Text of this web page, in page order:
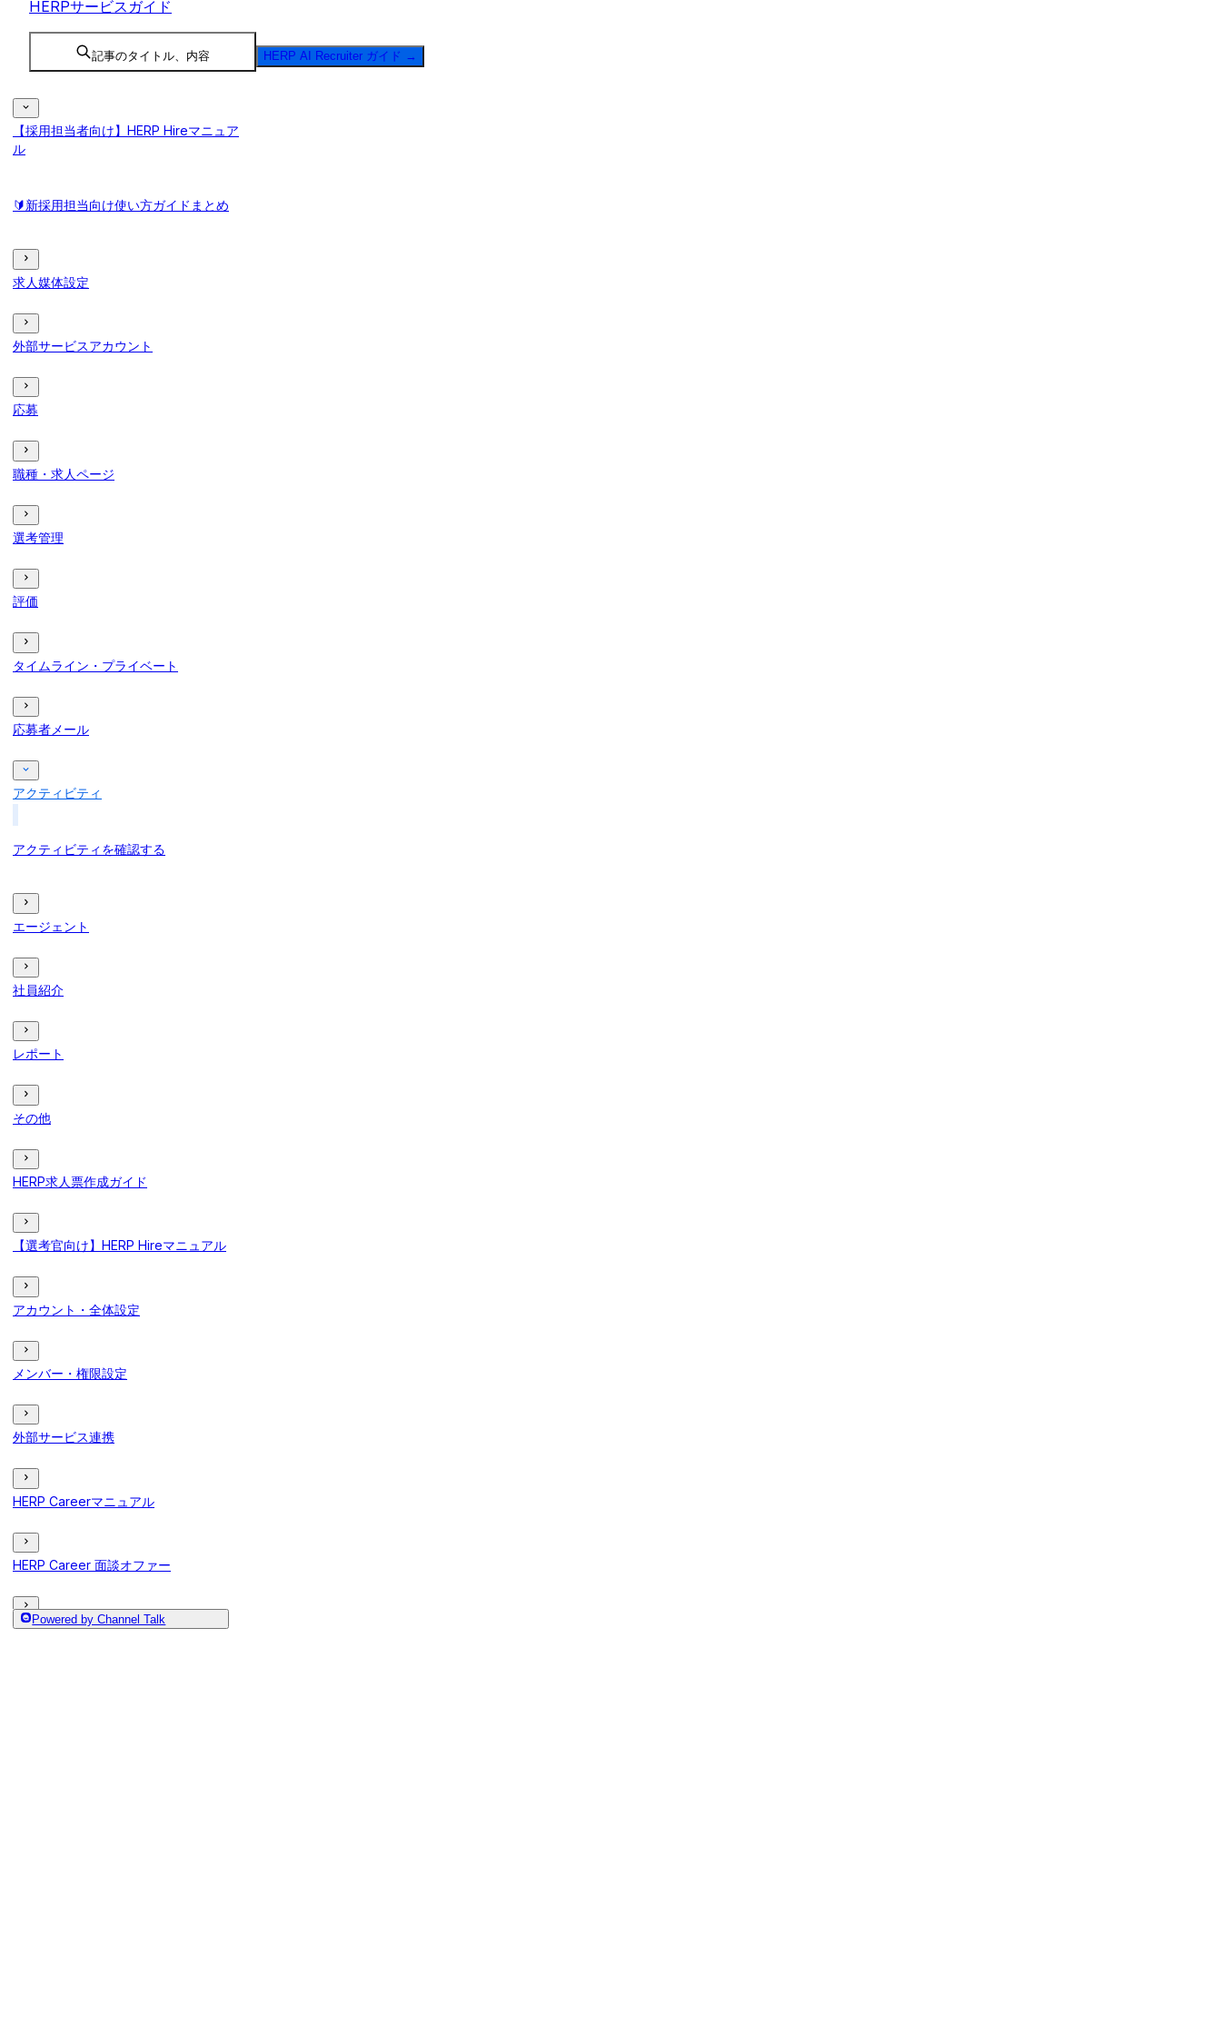
HERPサービスガイド
記事のタイトル、内容 HERP AI Recruiter ガイド →
【採用担当者向け】HERP Hireマニュア
ル
🔰新採用担当向け使い方ガイドまとめ
求人媒体設定
外部サービスアカウント
応募
職種・求人ページ
選考管理
評価
タイムライン・プライベート
応募者メール
アクティビティ
アクティビティを確認する
エージェント
社員紹介
レポート
その他
HERP求人票作成ガイド
【選考官向け】HERP Hireマニュアル
アカウント・全体設定
メンバー・権限設定
外部サービス連携
HERP Careerマニュアル
HERP Career 面談オファー
HERP Nurtureマニュアル
Powered by Channel Talk